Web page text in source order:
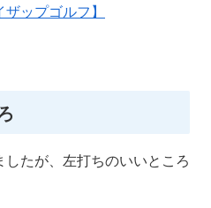
ップゴルフ】
たが、左打ちのいいところ